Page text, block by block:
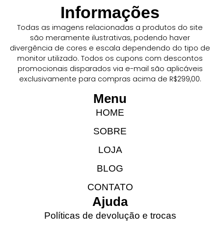
Informações
Todas as imagens relacionadas a produtos do site
são meramente ilustrativas, podendo haver
divergência de cores e escala dependendo do tipo de
monitor utilizado. Todos os cupons com descontos
promocionais disparados via e-mail são aplicáveis
exclusivamente para compras acima de R$299,00.
Menu
HOME
SOBRE
LOJA
BLOG
CONTATO
Ajuda
Políticas de devolução e trocas